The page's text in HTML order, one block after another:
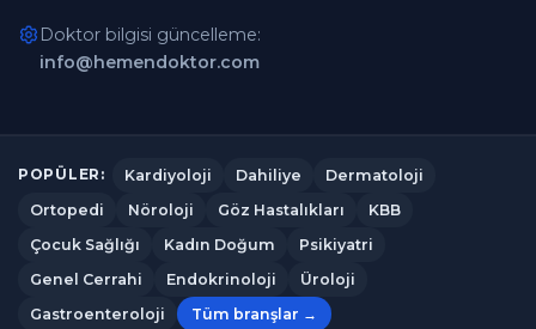
Doktor bilgisi güncelleme:
info@hemendoktor.com
POPÜLER: Kardiyoloji Dahiliye
Dermatoloji
Ortopedi
Nöroloji Göz Hastalıkları
KBB
Çocuk Sağlığı
Kadın Doğum
Psikiyatri
Genel Cerrahi
Endokrinoloji
Üroloji
Gastroenteroloji
Tüm branşlar →